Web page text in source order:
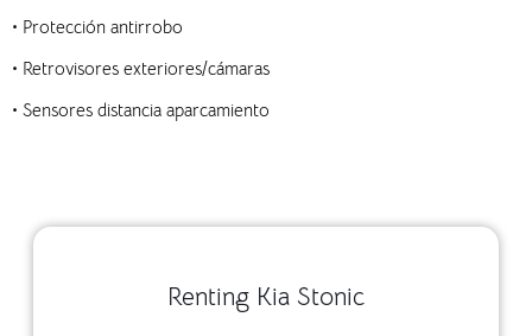
• Protección antirrobo
• Retrovisores exteriores/cámaras
• Sensores distancia aparcamiento
Renting Kia Stonic